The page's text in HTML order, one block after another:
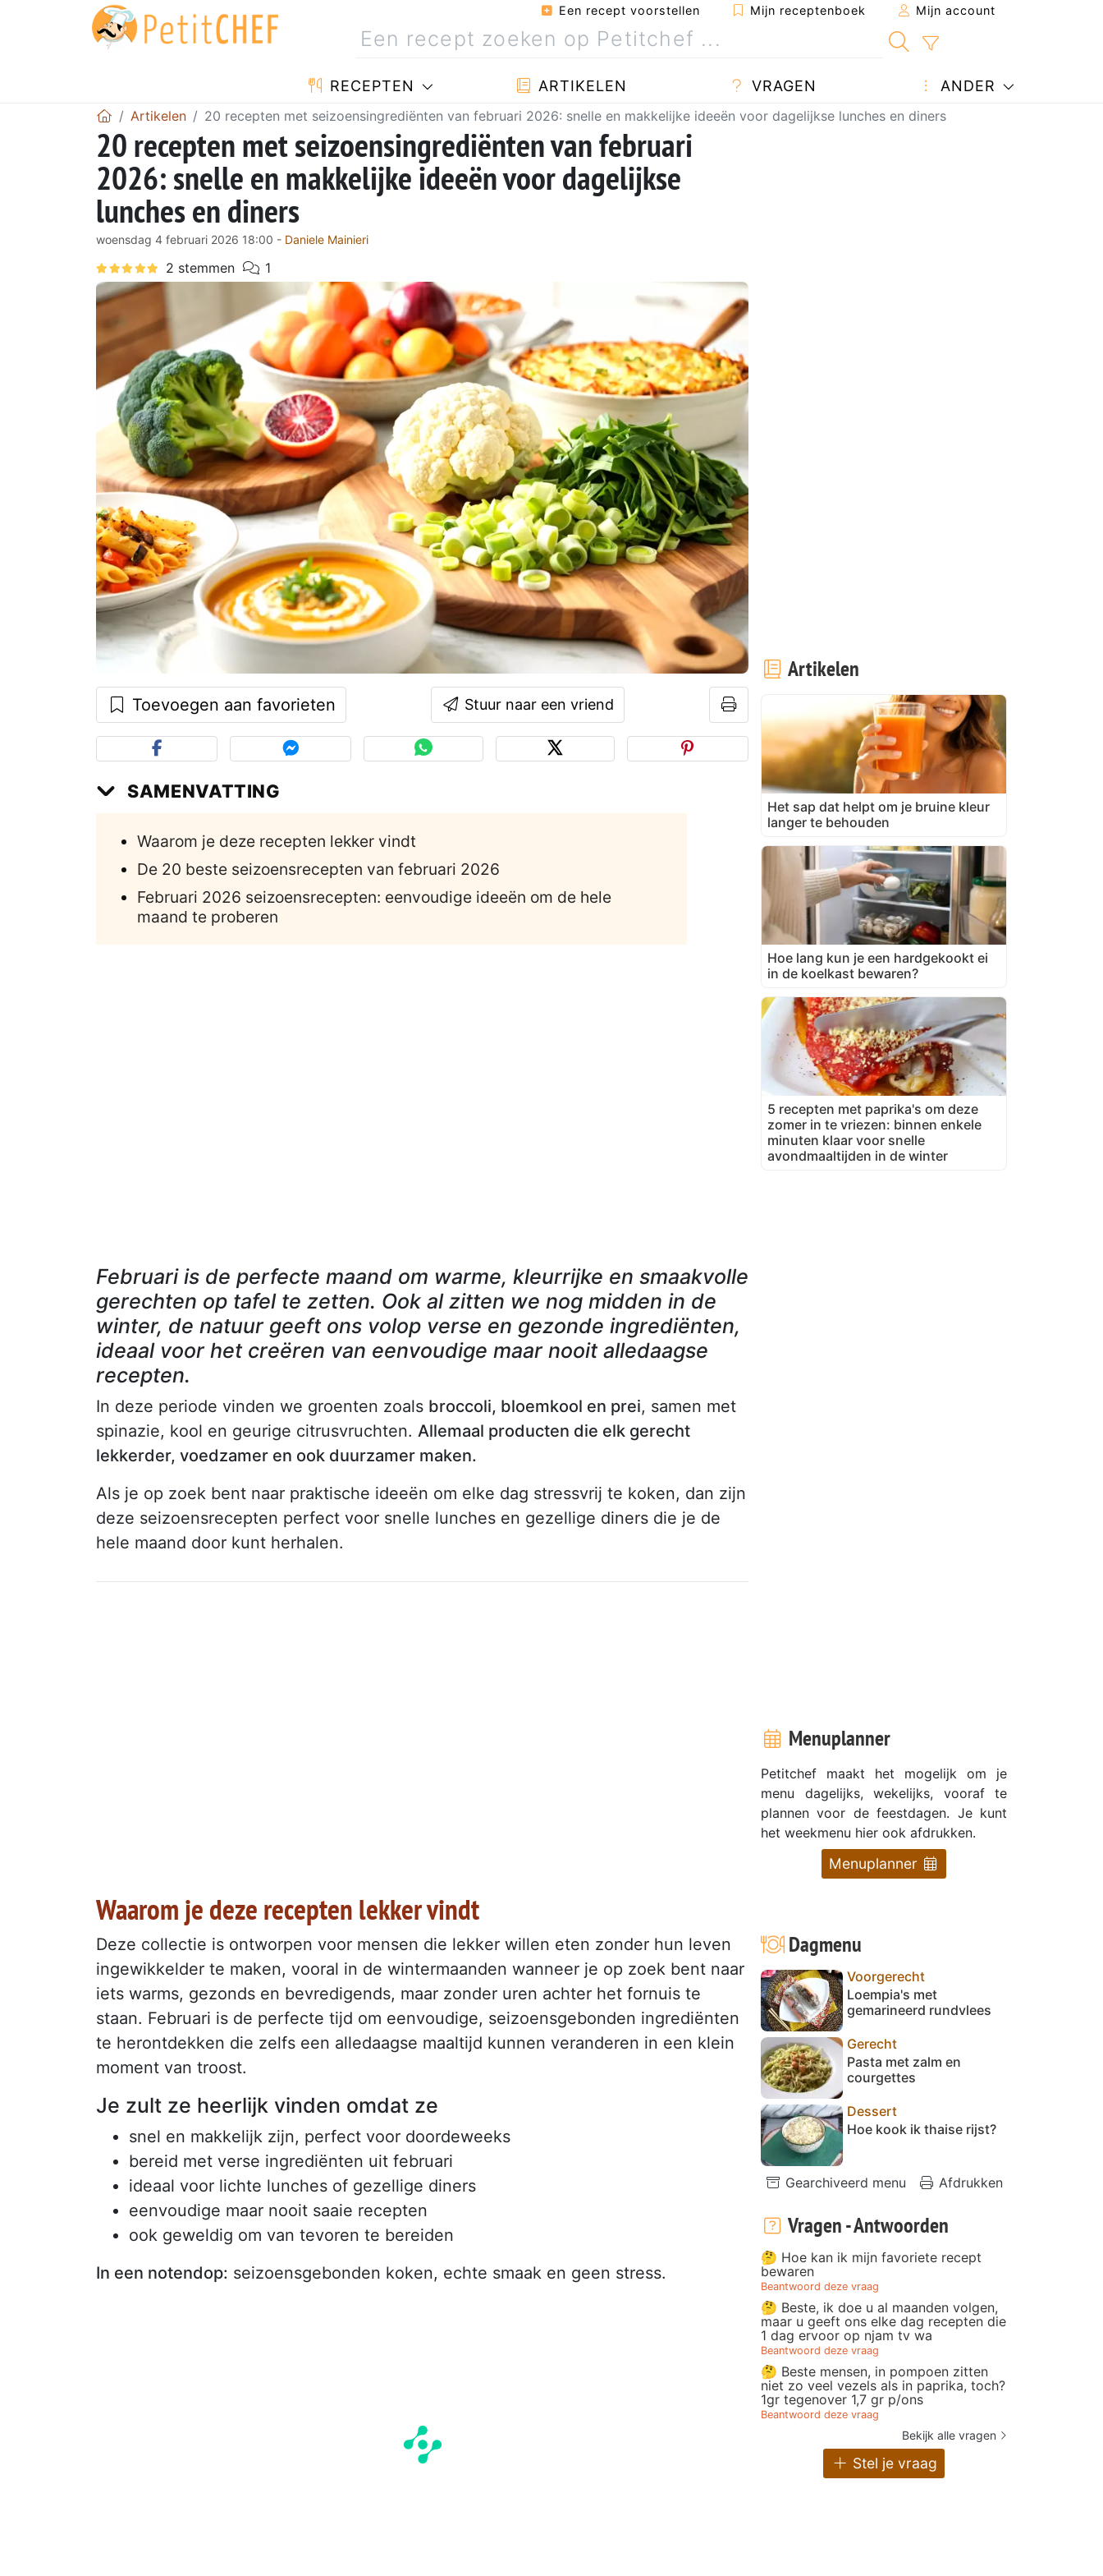
Een recept voorstellen Mijn receptenboek Mijn account
RECEPTEN ARTIKELEN VRAGEN ANDER
Artikelen 20 recepten met seizoensingrediënten van februari 2026: snelle en makkelijke ideeën voor dagelijkse lunches en diners
20 recepten met seizoensingrediënten van februari
2026: snelle en makkelijke ideeën voor dagelijkse
lunches en diners
woensdag 4 februari 2026 18:00 - Daniele Mainieri
Toevoegen aan favorieten Stuur naar een vriend
SAMENVATTING
Waarom je deze recepten lekker vindt
De 20 beste seizoensrecepten van februari 2026
Februari 2026 seizoensrecepten: eenvoudige ideeën om de hele
maand te proberen
Februari is de perfecte maand om warme, kleurrijke en smaakvolle
gerechten op tafel te zetten. Ook al zitten we nog midden in de
winter, de natuur geeft ons volop verse en gezonde ingrediënten,
ideaal voor het creëren van eenvoudige maar nooit alledaagse
recepten.
In deze periode vinden we groenten zoals broccoli, bloemkool en prei, samen met
spinazie, kool en geurige citrusvruchten. Allemaal producten die elk gerecht
lekkerder, voedzamer en ook duurzamer maken.
Als je op zoek bent naar praktische ideeën om elke dag stressvrij te koken, dan zijn
deze seizoensrecepten perfect voor snelle lunches en gezellige diners die je de
hele maand door kunt herhalen.
Waarom je deze recepten lekker vindt
Deze collectie is ontworpen voor mensen die lekker willen eten zonder hun leven
ingewikkelder te maken, vooral in de wintermaanden wanneer je op zoek bent naar
iets warms, gezonds en bevredigends, maar zonder uren achter het fornuis te
staan. Februari is de perfecte tijd om eenvoudige, seizoensgebonden ingrediënten
te herontdekken die zelfs een alledaagse maaltijd kunnen veranderen in een klein
moment van troost.
Je zult ze heerlijk vinden omdat ze
snel en makkelijk zijn, perfect voor doordeweeks
bereid met verse ingrediënten uit februari
ideaal voor lichte lunches of gezellige diners
eenvoudige maar nooit saaie recepten
ook geweldig om van tevoren te bereiden
In een notendop: seizoensgebonden koken, echte smaak en geen stress.
Artikelen
Het sap dat helpt om je bruine kleur
langer te behouden
Hoe lang kun je een hardgekookt ei
in de koelkast bewaren?
5 recepten met paprika's om deze
zomer in te vriezen: binnen enkele
minuten klaar voor snelle
avondmaaltijden in de winter
Menuplanner
Petitchef maakt het mogelijk om je
menu dagelijks, wekelijks, vooraf te
plannen voor de feestdagen. Je kunt
het weekmenu hier ook afdrukken.
Menuplanner
Dagmenu
Voorgerecht
Loempia's met
gemarineerd rundvlees
Gerecht
Pasta met zalm en
courgettes
Dessert
Hoe kook ik thaise rijst?
Gearchiveerd menu Afdrukken
Vragen - Antwoorden
🤔 Hoe kan ik mijn favoriete recept
bewaren
Beantwoord deze vraag
🤔 Beste, ik doe u al maanden volgen,
maar u geeft ons elke dag recepten die
1 dag ervoor op njam tv wa
Beantwoord deze vraag
🤔 Beste mensen, in pompoen zitten
niet zo veel vezels als in paprika, toch?
1gr tegenover 1,7 gr p/ons
Beantwoord deze vraag
Bekijk alle vragen
Stel je vraag